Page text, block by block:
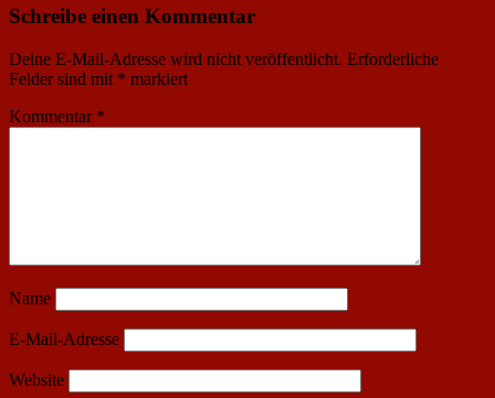
Schreibe einen Kommentar
Deine E-Mail-Adresse wird nicht veröffentlicht. Erforderliche
Felder sind mit * markiert
Kommentar *
Name
E-Mail-Adresse
Website